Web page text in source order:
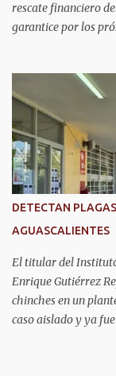
rescate financiero
garantice por los
necesarias para la
se anunció en Baja
se tiene el convenio
Trabajo y Partido
legales para frenar
municipio. Advirtió
presidente de la
construir un acuerdo
inviabilidad y serio
d...
DETECTAN
AGUASCALIENTES
El titular del
Enrique Gutiérrez
chinches en un
caso aislado y ya